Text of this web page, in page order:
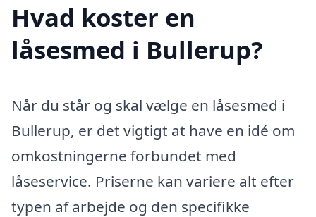
Hvad koster en
låsesmed i Bullerup?
Når du står og skal vælge en låsesmed i
Bullerup, er det vigtigt at have en idé om
omkostningerne forbundet med
låseservice. Priserne kan variere alt efter
typen af arbejde og den specifikke